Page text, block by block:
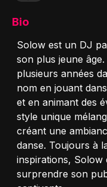
Bio
Solow est un DJ
son plus jeune
plusieurs années
nom en jouant
et en animant des
style unique
créant une
danse. Toujours à
inspirations,
surprendre son